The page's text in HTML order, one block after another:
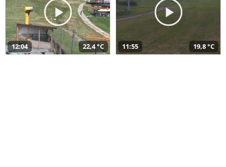
12:04 22,4 °C 11:55 19,8 °C